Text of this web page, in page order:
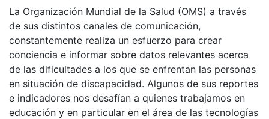
La Organización Mundial de la Salud (OMS) a través
de sus distintos canales de comunicación,
constantemente realiza un esfuerzo para crear
conciencia e informar sobre datos relevantes acerca
de las dificultades a los que se enfrentan las personas
en situación de discapacidad. Algunos de sus reportes
e indicadores nos desafían a quienes trabajamos en
educación y en particular en el área de las tecnologías